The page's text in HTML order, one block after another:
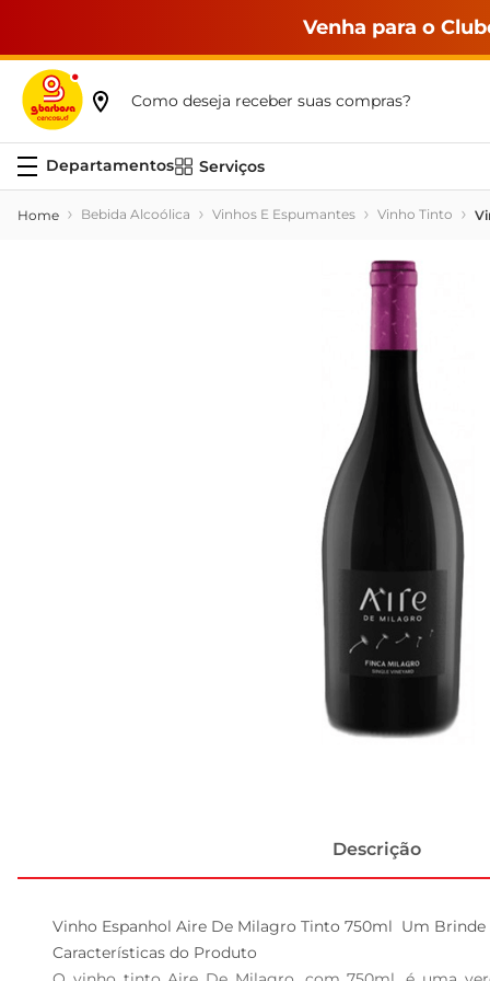
Venha para o
Como deseja receber suas compras?
Serviços
Bebida Alcoólica Vinhos E Espumantes Vinho Tinto
Descrição
Vinho Espanhol Aire De Milagro Tinto 750ml  Um Brinde
Características do Produto